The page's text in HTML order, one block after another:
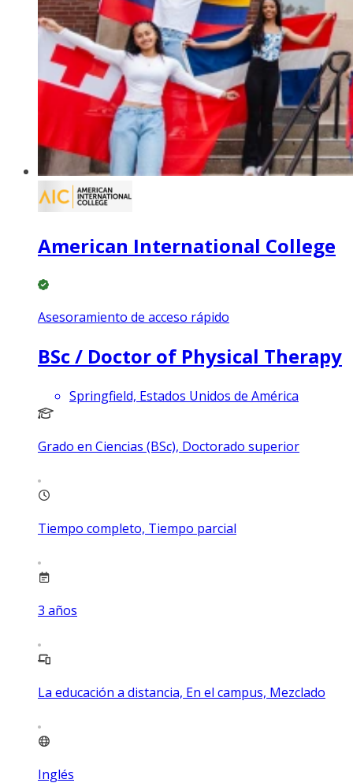
American International College
Asesoramiento de acceso rápido
BSc / Doctor of Physical Therapy
Springfield, Estados Unidos de América
Grado en Ciencias (BSc), Doctorado superior
Tiempo completo, Tiempo parcial
3 años
La educación a distancia, En el campus, Mezclado
Inglés